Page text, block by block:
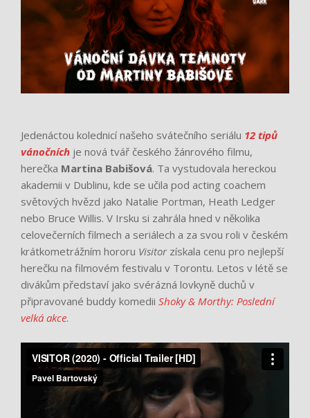
Jedenáctou kolednicí našeho svátečního seriálu 12 tipů
vánočních je nová tvář českého žánrového filmu,
herečka Martina Babišová. Ta vystudovala hereckou
akademii v Dublinu, kde se učila pod acting coachem
světových hvězd jako Natalie Portman, Heath Ledger
nebo Bruce Willis. V Irsku si zahrála hned v několika
celovečerních filmech a seriálech a za svou roli v českém
krátkometrážním hororu Visitorzískala cenu pro nejlepší
herečku na filmovém festivalu v Torontu. Letos v létě se
divákům představí jako svérázná lovkyně duchů v
připravované buddy komedii Shoky & Morthy: Poslední
velká akce.